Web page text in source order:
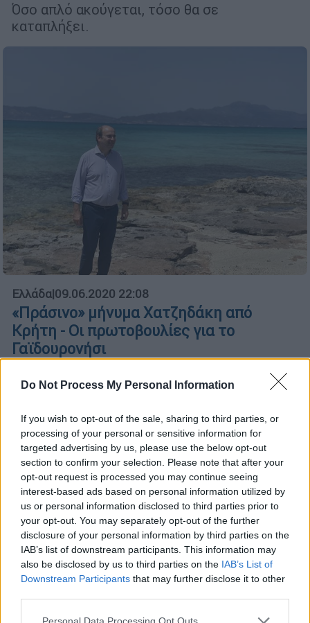
Do Not Process My Personal Information
If you wish to opt-out of the sale, sharing to third parties, or
processing of your personal or sensitive information for
targeted advertising by us, please use the below opt-out
section to confirm your selection. Please note that after your
opt-out request is processed you may continue seeing
interest-based ads based on personal information utilized by
us or personal information disclosed to third parties prior to
your opt-out. You may separately opt-out of the further
disclosure of your personal information by third parties on the
IAB’s list of downstream participants. This information may
also be disclosed by us to third parties on the IAB’s List of
Downstream Participants that may further disclose it to other
Please note that this website/app uses one or more Google
Personal Data Processing Opt Outs
Όσο απλό ακούγεται, τόσο θα σε
καταπλήξει.
Ελλάδα|09.06.2020 22:08
«Πράσινο» μήνυμα Χατζηδάκη από
Κρήτη - Οι πρωτοβουλίες για το
Γαϊδουρονήσι
Ο υπουργός Περιβάλλοντος τόνισε ότι οι
αποφάσεις που θα ληφθούν, επιδιώκουν να
επιβλαβείς για τη φύση δραστηριότητες.